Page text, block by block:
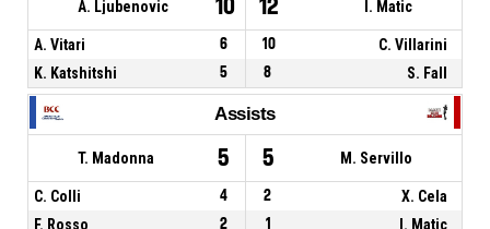
A. Ljubenovic 10 12 I. Matic
A. Vitari 6 10
C. Villarini
K. Katshitshi
5 8 S. Fall
Assists
T. Madonna 5 5 M. Servillo
C. Colli 4 2
X. Cela
F. Rosso
2 1 I. Matic